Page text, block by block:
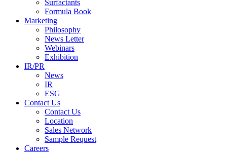
Surfactants
Formula Book
Marketing
Philosophy
News Letter
Webinars
Exhibition
IR/PR
News
IR
ESG
Contact Us
Contact Us
Location
Sales Network
Sample Request
Careers